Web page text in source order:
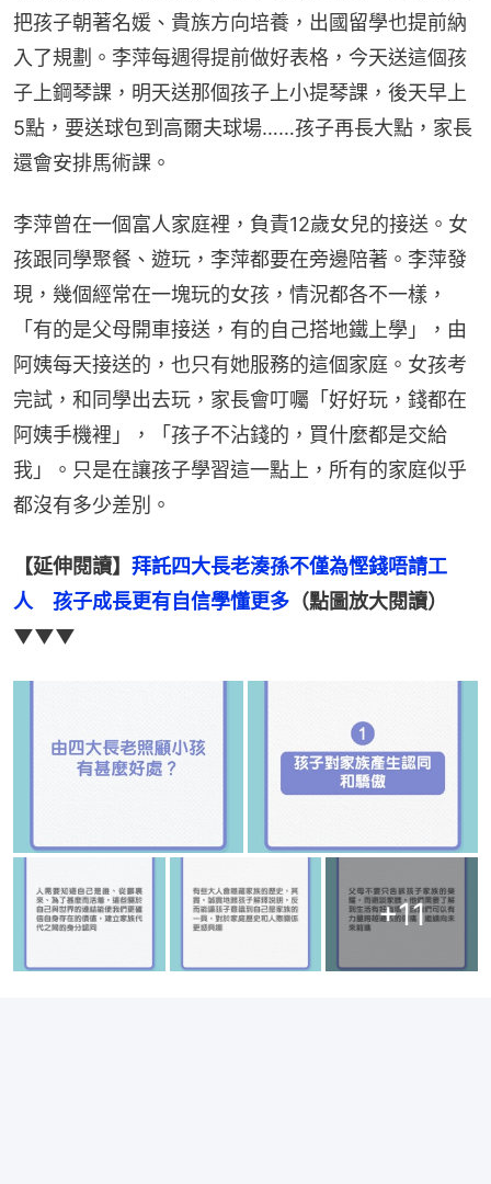
把孩子朝著名媛、貴族方向培養，出國留學也提前納
入了規劃。李萍每週得提前做好表格，今天送這個孩
子上鋼琴課，明天送那個孩子上小提琴課，後天早上
5點，要送球包到高爾夫球場……孩子再長大點，家長
還會安排馬術課。
李萍曾在一個富人家庭裡，負責12歲女兒的接送。女
孩跟同學聚餐、遊玩，李萍都要在旁邊陪著。李萍發
現，幾個經常在一塊玩的女孩，情況都各不一樣，
「有的是父母開車接送，有的自己搭地鐵上學」，由
阿姨每天接送的，也只有她服務的這個家庭。女孩考
完試，和同學出去玩，家長會叮囑「好好玩，錢都在
阿姨手機裡」，「孩子不沾錢的，買什麼都是交給
我」。只是在讓孩子學習這一點上，所有的家庭似乎
都沒有多少差別。
【延伸閱讀】 拜託四大長老湊孫不僅為慳錢唔請工
人　孩子成長更有自信學懂更多 （點圖放大閱讀）
▼▼▼
+11